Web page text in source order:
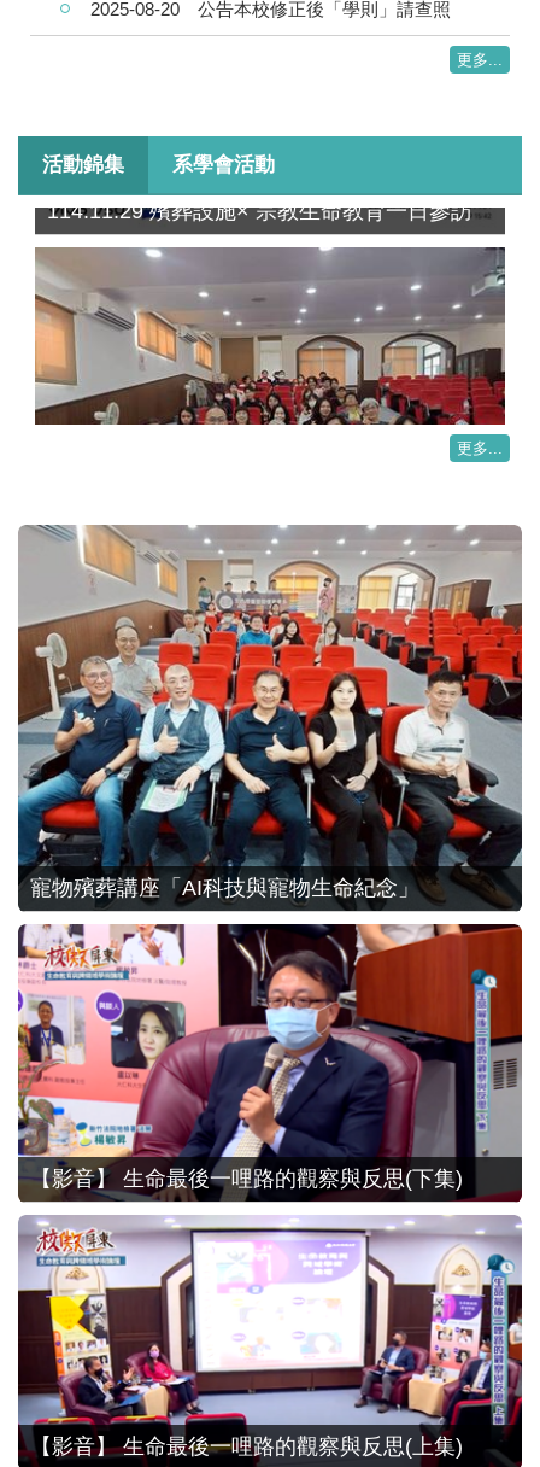
2025-08-20 公告本校修正後「學則」請查照
更多...
活動錦集 系學會活動
114.11.16 大師講座「神轉折人生：我怎麼把
學習變傳奇」方美珍心理師
114.10.17參訪龍巖 ‑ 光之門殯儀館、天成圓滿
生命紀念館
114.10.17參訪高雄市殯葬管理處及第一殯儀館
更多...
寵物殯葬講座「AI科技與寵物生命紀念」
【影音】 生命最後一哩路的觀察與反思(下集)
【影音】 生命最後一哩路的觀察與反思(上集)